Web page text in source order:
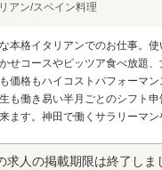
アン/スペイン料理
本格イタリアンでのお仕事。
せコースやピッツア食べ放題
価格もハイコストパフォーマ
も働き易い半月ごとのシフト
ます。神田で働くサラリーマ
求人の掲載期限は終了しま